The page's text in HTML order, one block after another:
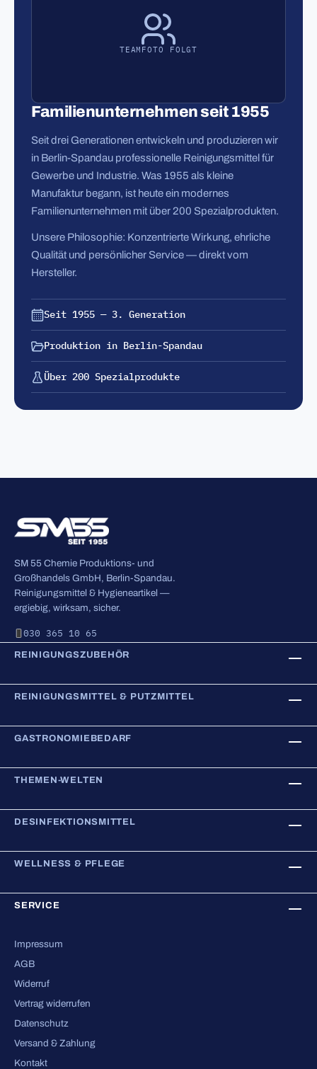
TEAMFOTO FOLGT
Familienunternehmen seit 1955
Seit drei Generationen entwickeln und produzieren wir
in Berlin-Spandau professionelle Reinigungsmittel für
Gewerbe und Industrie. Was 1955 als kleine
Manufaktur begann, ist heute ein modernes
Familienunternehmen mit über 200 Spezialprodukten.
Unsere Philosophie: Konzentrierte Wirkung, ehrliche
Qualität und persönlicher Service — direkt vom
Hersteller.
Seit 1955 — 3. Generation
Produktion in Berlin-Spandau
Über 200 Spezialprodukte
SM 55 Chemie Produktions- und
Großhandels GmbH, Berlin-Spandau.
Reinigungsmittel & Hygieneartikel —
ergiebig, wirksam, sicher.
030 365 10 65
REINIGUNGSZUBEHÖR
REINIGUNGSMITTEL & PUTZMITTEL
GASTRONOMIEBEDARF
THEMEN-WELTEN
DESINFEKTIONSMITTEL
WELLNESS & PFLEGE
SERVICE
Impressum
AGB
Widerruf
Vertrag widerrufen
Datenschutz
Versand & Zahlung
Kontakt